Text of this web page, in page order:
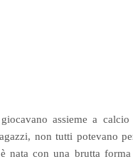
assieme a
non tutti potevano
nata con una brutta